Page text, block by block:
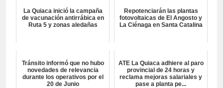
La Quiaca inició la campaña
de vacunación antirrábica en
Ruta 5 y zonas aledañas
Repotenciarán las plantas
fotovoltaicas de El Angosto y
La Ciénaga en Santa Catalina
Tránsito informó que no hubo
novedades de relevancia
durante los operativos por el
20 de Junio
ATE La Quiaca adhiere al paro
provincial de 24 horas y
reclama mejoras salariales y
pase a planta pe...